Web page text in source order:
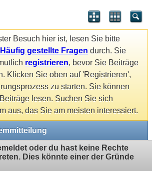
Besuch hier ist, lesen Sie bitte
Häufig gestellte Fragen durch. Sie
registrieren, bevor Sie Beiträge
Klicken Sie oben auf 'Registrieren',
zu starten. Sie können
lesen. Suchen Sie sich
aus, das Sie am meisten interessiert.
oder du hast keine Rechte
Dies könnte einer der Gründe